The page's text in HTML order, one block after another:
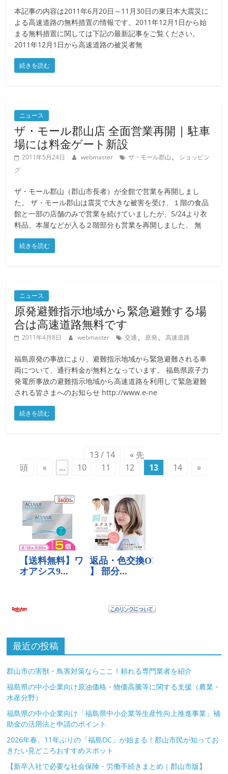
本記事の内容は2011年6月20日～11月30日の東日本大震災に
よる高速道路の無料措置の情報です。2011年12月1日から始
まる無料措置に関しては下記の最新記事をご覧ください。
2011年12月1日から高速道路の被災者無
続きを読む
ニュース
ザ・モール郡山店 全面営業再開 | 駐車
場には料金ゲート新設
2011年5月24日 webmaster ザ・モール郡山、
ショッピン
グ
ザ・モール郡山（郡山市長者）が全館で営業を再開しまし
た。 ザ・モール郡山は震災で大きな被害を受け、１階の食品
館と一部の店舗のみで営業を続けていましたが、5/24より衣
料品、本屋などが入る２階部分も営業を再開しました。 無
続きを読む
ニュース
原発避難指示地域から緊急避難する場
合は高速道路無料です
2011年4月8日 webmaster 交通、 原発、高速道路
福島原発の事故により、避難指示地域から緊急避難される車
両について、通行料金が無料となっています。 福島県原子力
発電所事故の避難指示地域から高速道路を利用して緊急避難
される皆さまへのお知らせ http://www.e-ne
続きを読む
13 / 14
« 先
頭
« ... 10 11 12 13 14 »
最近の投稿
郡山市の害獣・鳥害対策ならここ！頼れる専門業者を紹介
福島県の中小企業向け原油価格・物価高騰等に関する支援（農業・
水産分野）
福島県の中小企業向け「福島県中小企業等生産性向上推進事業」補
助金の活用法と申請のポイント
2026年春、11年ぶりの「福島DC」が始まる！郡山市民が知ってお
きたい見どころおすすめスポット
【新卒入社で必要な社会保険・労働手続きまとめ｜郡山市版】